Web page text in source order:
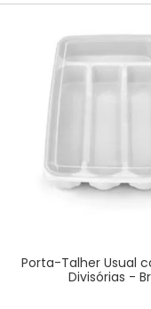
Porta-Talher Usual
Divisórias -